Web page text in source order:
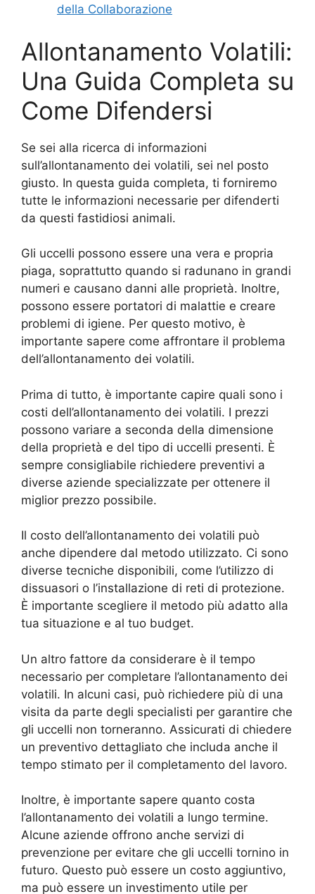
della Collaborazione
Allontanamento Volatili:
Una Guida Completa su
Come Difendersi
Se sei alla ricerca di informazioni
sull’allontanamento dei volatili, sei nel posto
giusto. In questa guida completa, ti forniremo
tutte le informazioni necessarie per difenderti
da questi fastidiosi animali.
Gli uccelli possono essere una vera e propria
piaga, soprattutto quando si radunano in grandi
numeri e causano danni alle proprietà. Inoltre,
possono essere portatori di malattie e creare
problemi di igiene. Per questo motivo, è
importante sapere come affrontare il problema
dell’allontanamento dei volatili.
Prima di tutto, è importante capire quali sono i
costi dell’allontanamento dei volatili. I prezzi
possono variare a seconda della dimensione
della proprietà e del tipo di uccelli presenti. È
sempre consigliabile richiedere preventivi a
diverse aziende specializzate per ottenere il
miglior prezzo possibile.
Il costo dell’allontanamento dei volatili può
anche dipendere dal metodo utilizzato. Ci sono
diverse tecniche disponibili, come l’utilizzo di
dissuasori o l’installazione di reti di protezione.
È importante scegliere il metodo più adatto alla
tua situazione e al tuo budget.
Un altro fattore da considerare è il tempo
necessario per completare l’allontanamento dei
volatili. In alcuni casi, può richiedere più di una
visita da parte degli specialisti per garantire che
gli uccelli non torneranno. Assicurati di chiedere
un preventivo dettagliato che includa anche il
tempo stimato per il completamento del lavoro.
Inoltre, è importante sapere quanto costa
l’allontanamento dei volatili a lungo termine.
Alcune aziende offrono anche servizi di
prevenzione per evitare che gli uccelli tornino in
futuro. Questo può essere un costo aggiuntivo,
ma può essere un investimento utile per